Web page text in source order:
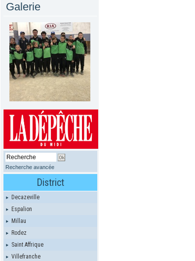
Galerie
Recherche avancée
District
Decazeville
Espalion
Millau
Rodez
Saint Affrique
Villefranche